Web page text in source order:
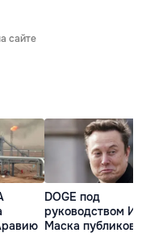
сайте
DOGE под
руководством
Маска